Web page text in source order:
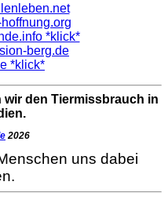
*klick*
berg.de
*klick*
den Tiermissbrauch in
2026
uns dabei